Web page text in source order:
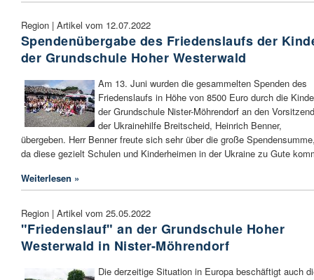
Region | Artikel vom 12.07.2022
Spendenübergabe des Friedenslaufs der
der Grundschule Hoher Westerwald
Am 13. Juni wurden die gesammelten Spenden des
Friedenslaufs in Höhe von 8500 Euro durch die
der Grundschule Nister-Möhrendorf an den
der Ukrainehilfe Breitscheid, Heinrich Benner,
übergeben. Herr Benner freute sich sehr über die große
da diese gezielt Schulen und Kinderheimen in der Ukraine zu Gute
Weiterlesen »
Region | Artikel vom 25.05.2022
"Friedenslauf" an der Grundschule Hoher
Westerwald in Nister-Möhrendorf
Die derzeitige Situation in Europa beschäftigt auch